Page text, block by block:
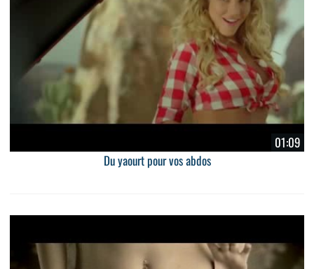
01:09
Du yaourt pour vos abdos